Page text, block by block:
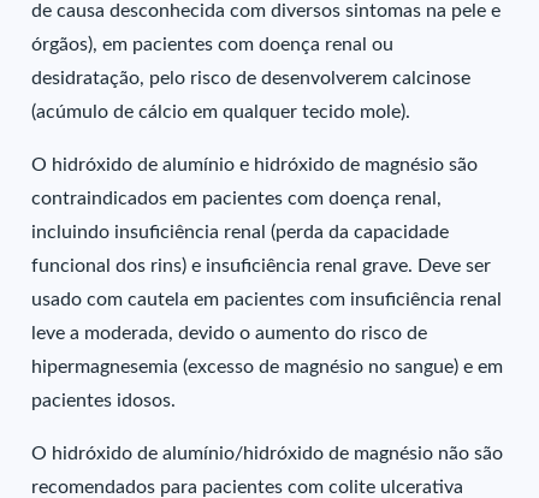
de causa desconhecida com diversos sintomas na pele e
órgãos), em pacientes com doença renal ou
desidratação, pelo risco de desenvolverem calcinose
(acúmulo de cálcio em qualquer tecido mole).
O hidróxido de alumínio e hidróxido de magnésio são
contraindicados em pacientes com doença renal,
incluindo insuficiência renal (perda da capacidade
funcional dos rins) e insuficiência renal grave. Deve ser
usado com cautela em pacientes com insuficiência renal
leve a moderada, devido o aumento do risco de
hipermagnesemia (excesso de magnésio no sangue) e em
pacientes idosos.
O hidróxido de alumínio/hidróxido de magnésio não são
recomendados para pacientes com colite ulcerativa